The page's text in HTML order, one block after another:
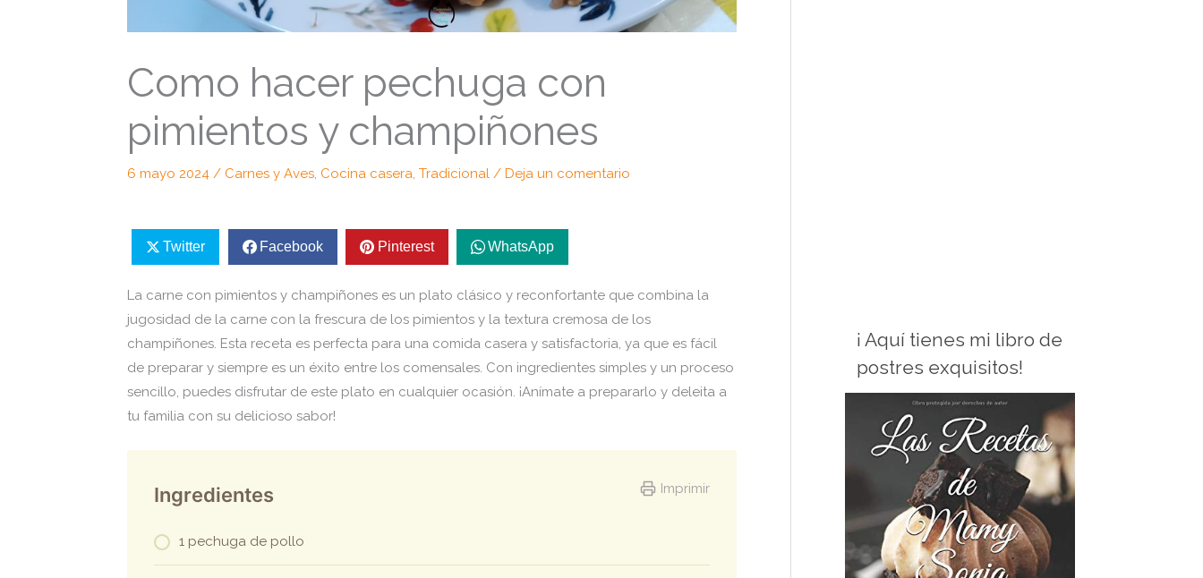
Como hacer pechuga con
pimientos y champiñones
6 mayo 2024 / Carnes y Aves, Cocina casera, Tradicional / Deja un comentario
Twitter Facebook Pinterest WhatsApp
La carne con pimientos y champiñones es un plato clásico y reconfortante que combina la
jugosidad de la carne con la frescura de los pimientos y la textura cremosa de los
champiñones. Esta receta es perfecta para una comida casera y satisfactoria, ya que es fácil
de preparar y siempre es un éxito entre los comensales. Con ingredientes simples y un proceso
sencillo, puedes disfrutar de este plato en cualquier ocasión. ¡Anímate a prepararlo y deleita a
tu familia con su delicioso sabor!
Imprimir
Ingredientes
1 pechuga de pollo
¡ Aquí tienes mi libro de
postres exquisitos!